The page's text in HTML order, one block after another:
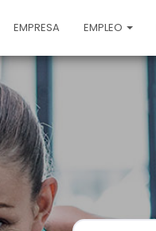
EMPRESA EMPLEO